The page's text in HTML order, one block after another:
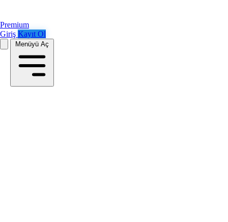
Premium
Giriş Kayıt Ol
Menüyü Aç